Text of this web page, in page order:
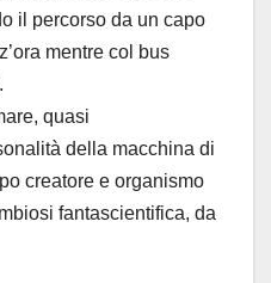
il percorso da un capo
mentre col bus
quasi
della macchina di
creatore e organismo
fantascientifica, da